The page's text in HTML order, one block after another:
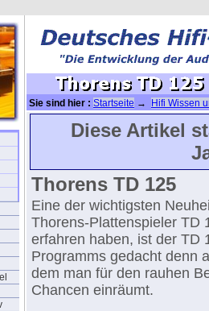
Sie sind hier : Startseite →
Hifi Wissen
Der Hifi-Plattenspieler 1970→ Thorens
Diese Artikel
Thorens TD 125
Eine der wichtigsten
Thorens-Plattenspieler TD
erfahren haben, ist der TD
Programms gedacht denn
dem man für den rauhen
Chancen einräumt.